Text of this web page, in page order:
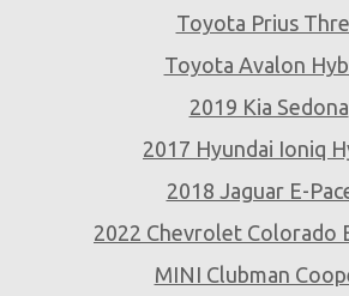
Toyota Prius
Toyota Avalon
2019 Kia Sedona
2017 Hyundai Ioniq
2018 Jaguar E-
2022 Chevrolet Colorado
MINI Clubman